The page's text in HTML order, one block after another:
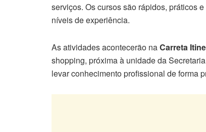
serviços. Os cursos são rápidos, práticos
níveis de experiência.
As atividades acontecerão naCarreta
shopping, próxima à unidade da
levar conhecimento profissional de forma